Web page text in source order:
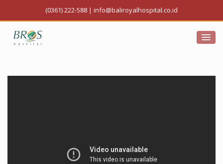
(0361) 222-588 | info@baliroyalhospital.co.id